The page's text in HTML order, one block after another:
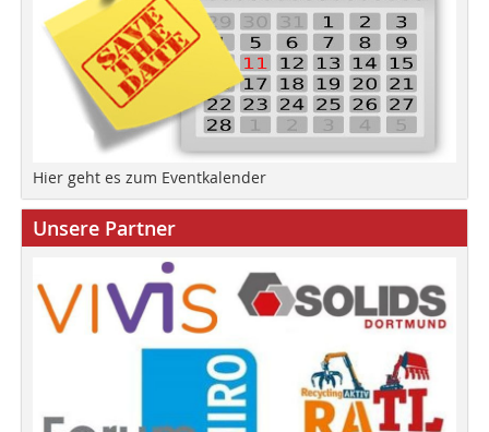
Hier geht es zum Eventkalender
Unsere Partner